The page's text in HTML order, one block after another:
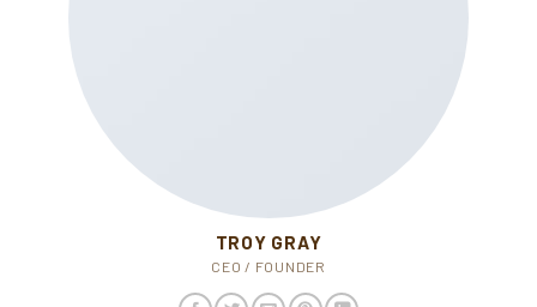
TROY GRAY
CEO / FOUNDER